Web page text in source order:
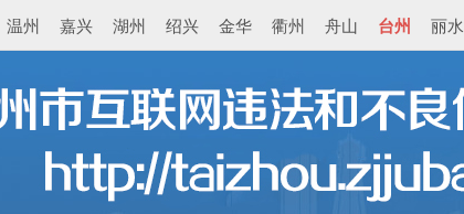
温州 嘉兴 湖州 绍兴 金华 衢州 舟山 台州 丽水